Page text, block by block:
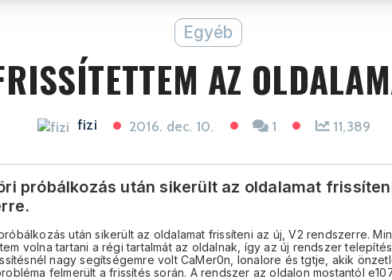
Egyéb
AZ
fizi 2016. dec. 10. 1 11,389
próbálkozás után sikerült az oldalamat
után sikerült az oldalamat frissíteni az új, V2 rendszerre.
volna tartani a régi tartalmát az oldalnak, így az új rendszer
nagy segítségemre volt CaMer0n, lonalore és tgtje, akik
felmerült a frissítés során. A rendszer az oldalon mostantól